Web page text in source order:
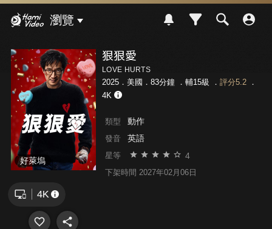
瀏覽
好萊塢
狠狠愛
LOVE HURTS
2025．美國．83分鐘 ． 輔15級 ． 評分5.2．
4K
類型 動作
發音 英語
星等 4
下架時間 2027年02月06日